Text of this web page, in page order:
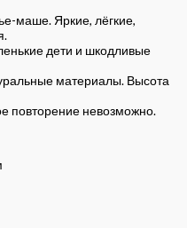
маше. Яркие, лёгкие,
дети и шкодливые
материалы. Высота
повторение невозможно.